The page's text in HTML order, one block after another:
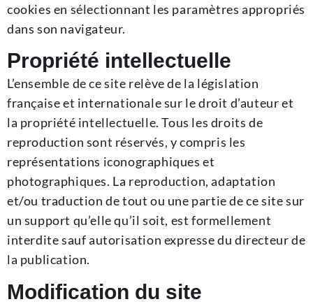
cookies en sélectionnant les paramètres appropriés
dans son navigateur.
Propriété intellectuelle
L’ensemble de ce site relève de la législation
française et internationale sur le droit d’auteur et
la propriété intellectuelle. Tous les droits de
reproduction sont réservés, y compris les
représentations iconographiques et
photographiques. La reproduction, adaptation
et/ou traduction de tout ou une partie de ce site sur
un support qu’elle qu’il soit, est formellement
interdite sauf autorisation expresse du directeur de
la publication.
Modification du site